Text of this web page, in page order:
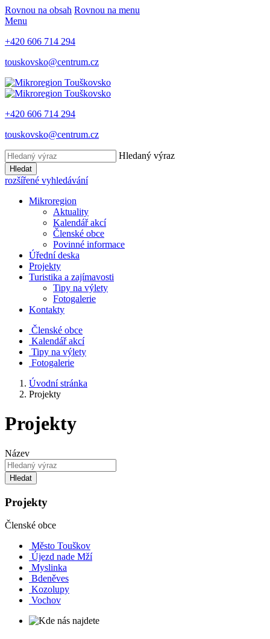
Rovnou na obsah Rovnou na menu
Menu
+420 606 714 294
touskovsko@centrum.cz
+420 606 714 294
touskovsko@centrum.cz
Hledaný výraz
Hledat
rozšířené vyhledávání
Mikroregion
Aktuality
Kalendář akcí
Členské obce
Povinné informace
Úřední deska
Projekty
Turistika a zajímavosti
Tipy na výlety
Fotogalerie
Kontakty
Členské obce
Kalendář akcí
Tipy na výlety
Fotogalerie
Úvodní stránka
Projekty
Projekty
Název
Hledat
Projekty
Členské obce
Město Touškov
Újezd nade Mží
Myslinka
Bdeněves
Kozolupy
Vochov